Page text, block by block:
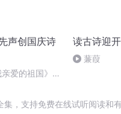
声创国庆诗
亲爱的祖国》温
读古诗迎
蒹葭
，支持免费在线试听阅读和